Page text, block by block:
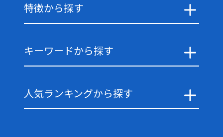
特徴から探す
キーワードから探す
人気ランキングから探す